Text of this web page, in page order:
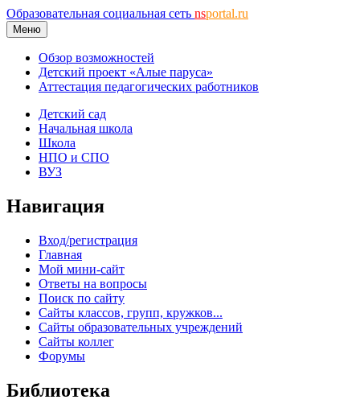
Образовательная социальная сеть nsportal.ru
Меню
Обзор возможностей
Детский проект «Алые паруса»
Аттестация педагогических работников
Детский сад
Начальная школа
Школа
НПО и СПО
ВУЗ
Навигация
Вход/регистрация
Главная
Мой мини-сайт
Ответы на вопросы
Поиск по сайту
Сайты классов, групп, кружков...
Сайты образовательных учреждений
Сайты коллег
Форумы
Библиотека